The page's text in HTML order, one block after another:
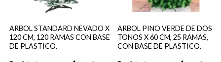
ARBOL STANDARD NEVADO X
120 CM, 120 RAMAS CON BASE
DE PLASTICO.
ARBOL PINO VERDE DE DOS
TONOS X 60 CM, 25 RAMAS,
CON BASE DE PLASTICO.